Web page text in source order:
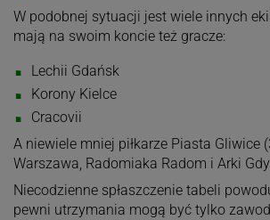
W podobnej sytuacji jest wiele innych
mają na swoim koncie też gracze:
Lechii Gdańsk
Korony Kielce
Cracovii
A niewiele mniej piłkarze Piasta Gliwice
Warszawa, Radomiaka Radom i Arki
Niecodzienne spłaszczenie tabeli
pewni utrzymania mogą być tylko